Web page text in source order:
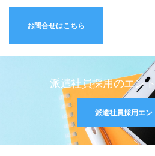
お問合せはこちら
派遣社員採用のエン
派遣社員採用エン